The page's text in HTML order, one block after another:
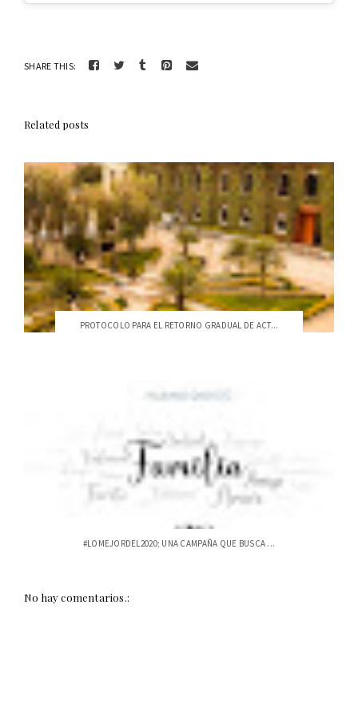
SHARE THIS:
Related posts
PROTOCOLO PARA EL RETORNO GRADUAL DE ACT...
#LOMEJORDEL2020; UNA CAMPAÑA QUE BUSCA ...
No hay comentarios.: